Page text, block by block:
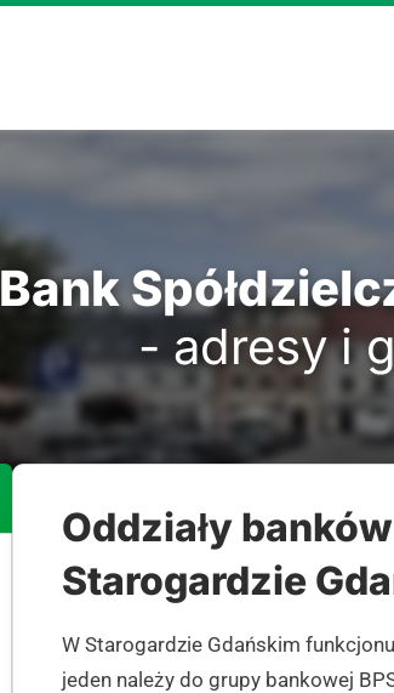
Bank
- adresy i
Oddziały
Starogardzie
W Starogardzie Gdańskim
jeden należy do grupy bankowej